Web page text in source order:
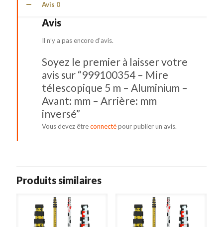
Avis 0
Avis
Il n’y a pas encore d’avis.
Soyez le premier à laisser votre
avis sur “999100354 – Mire
télescopique 5 m – Aluminium –
Avant: mm – Arrière: mm
inversé”
Vous devez êtreconnectépour publier un avis.
Produits similaires